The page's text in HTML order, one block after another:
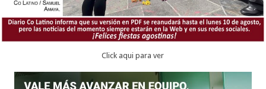
Click aqui para ver